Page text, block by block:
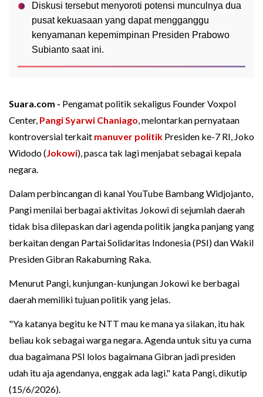
Diskusi tersebut menyoroti potensi munculnya dua
pusat kekuasaan yang dapat mengganggu
kenyamanan kepemimpinan Presiden Prabowo
Subianto saat ini.
Suara.com - Pengamat politik sekaligus Founder Voxpol
Center, Pangi Syarwi Chaniago, melontarkan pernyataan
kontroversial terkait manuver politik Presiden ke-7 RI, Joko
Widodo (Jokowi), pasca tak lagi menjabat sebagai kepala
negara.
Dalam perbincangan di kanal YouTube Bambang Widjojanto,
Pangi menilai berbagai aktivitas Jokowi di sejumlah daerah
tidak bisa dilepaskan dari agenda politik jangka panjang yang
berkaitan dengan Partai Solidaritas Indonesia (PSI) dan Wakil
Presiden Gibran Rakabuming Raka.
Menurut Pangi, kunjungan-kunjungan Jokowi ke berbagai
daerah memiliki tujuan politik yang jelas.
"Ya katanya begitu ke NTT mau ke mana ya silakan, itu hak
beliau kok sebagai warga negara. Agenda untuk situ ya cuma
dua bagaimana PSI lolos bagaimana Gibran jadi presiden
udah itu aja agendanya, enggak ada lagi." kata Pangi, dikutip
(15/6/2026).